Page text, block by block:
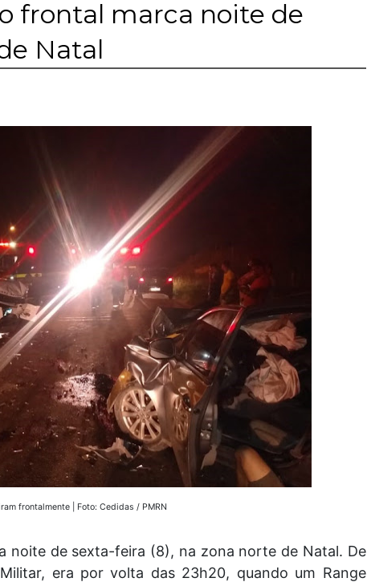
frontal marca noite de
Natal
frontalmente | Foto: Cedidas / PMRN
noite de sexta-feira (8), na zona norte de Natal. De
era por volta das 23h20, quando um Range